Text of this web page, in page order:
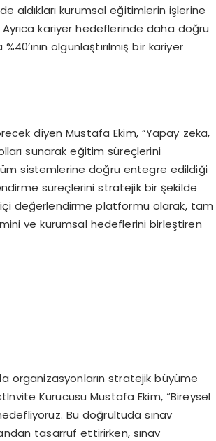
aldıkları kurumsal eğitimlerin işlerine
Ayrıca kariyer hedeflerinde daha doğru
olgunlaştırılmış bir kariyer
diyen Mustafa Ekim, “Yapay zeka,
sunarak eğitim süreçlerini
sistemlerine doğru entegre edildiği
süreçlerini stratejik bir şekilde
değerlendirme platformu olarak, tam
ve kurumsal hedeflerini birleştiren
organizasyonların stratejik büyüme
Kurucusu Mustafa Ekim, “Bireysel
Bu doğrultuda sınav
tasarruf ettirirken, sınav